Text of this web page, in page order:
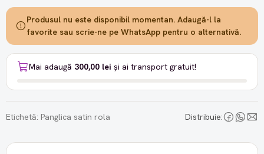
Produsul nu este disponibil momentan. Adaugă-l la
favorite sau scrie-ne pe WhatsApp pentru o alternativă.
Mai adaugă 300,00 lei și ai transport gratuit!
Etichetă: Panglica satin rola Distribuie: